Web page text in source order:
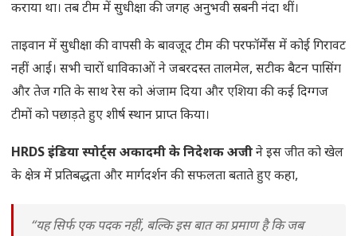
कराया था। तब टीम में सुधीक्षा की जगह अनुभवी स्रबनी नंदा थीं।
ताइवान में सुधीक्षा की वापसी के बावजूद टीम की परफॉर्मेंस में कोई गिरावट
नहीं आई। सभी चारों धाविकाओं ने जबरदस्त तालमेल, सटीक बैटन पासिंग
और तेज गति के साथ रेस को अंजाम दिया और एशिया की कई दिग्गज
टीमों को पछाड़ते हुए शीर्ष स्थान प्राप्त किया।
HRDS इंडिया स्पोर्ट्स अकादमी के निदेशक अजीने इस जीत को खेल
के क्षेत्र में प्रतिबद्धता और मार्गदर्शन की सफलता बताते हुए कहा,
“यह सिर्फ एक पदक नहीं, बल्कि इस बात का प्रमाण है कि जब